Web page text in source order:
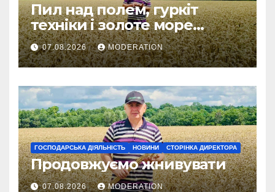
Пил над полем, гуркіт
техніки і золоте море
колосся — так виглядає
справжнє українське літо
07.08.2026 MODERATION
ГОСПОДАРСЬКА ДІЯЛЬНІСТЬ НОВИНИ СТОРІНКА ДИРЕКТОРА
Продовжуємо жнивувати
07.08.2026 MODERATION